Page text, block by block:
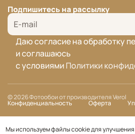
Подпишитесь на рассылку
Даю согласие на обработку
и соглашаюсь
с условиямиПолитики
© 2026 Фотообои от производителя Verol
Конфиденциальность Оферта
Мы используем файлы cookie для улучшения